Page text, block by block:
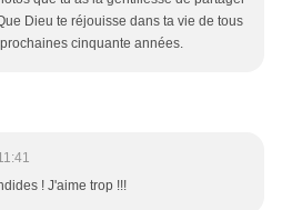
Dieu te réjouisse dans ta vie de tous
cinquante années.
! J'aime trop !!!